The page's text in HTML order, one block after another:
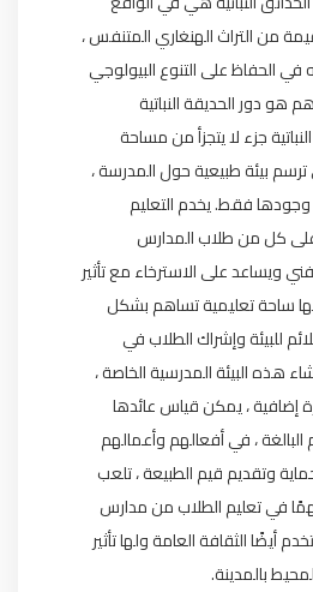
من التراث الهنغاري المتنفس ،
في الحفاظ على التنوع البيولوجي
هو دور الحديقة النباتية
جزء لا يتجزأ من مساحة
بيئة طبيعية حول المدرسة ،
فقط. يخدم التعليم
على كل من طلاب المدارس
ويساعد على الاسترخاء مع تأثير
ساحة تعليمية تساهم بشكل
للبيئة وإشراك الطلاب في
هذه البيئة المدرسية الخاصة ،
إضافية ، يمكن قياس عائدها
، في أفعالهم وأعمالهم
حماية وتقديم قيم الطبيعة ، تلعب
مهمًا في تعليم الطلاب من مدارس
أيضًا الثقافة العامة ولها تأثير
بالمدينة.